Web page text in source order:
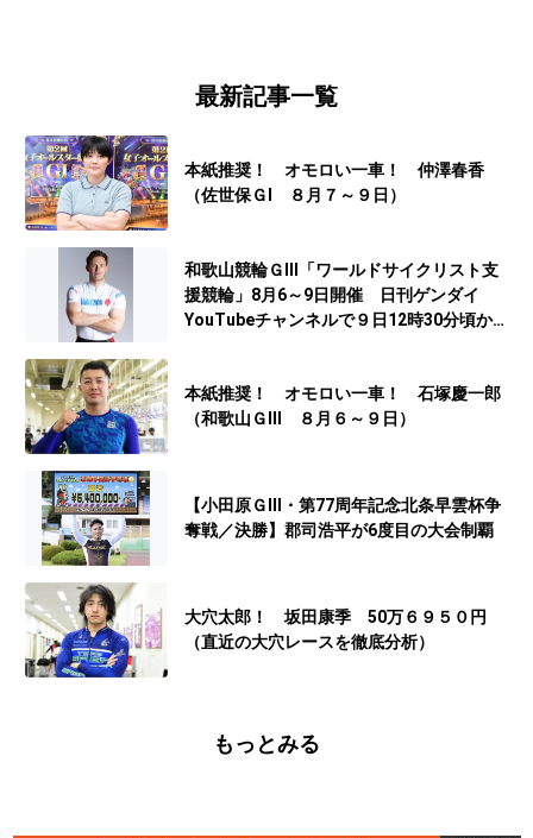
最新記事一覧
本紙推奨！ オモロい一車！ 仲澤春香
（佐世保ＧⅠ ８月７～９日）
和歌山競輪ＧⅢ「ワールドサイクリスト支
援競輪」8月6～9日開催 日刊ゲンダイ
YouTubeチャンネルで９日12時30分頃から
本紙推奨！ オモロい一車！ 石塚慶一郎
（和歌山ＧⅢ ８月６～９日）
【小田原ＧⅢ・第77周年記念北条早雲杯争
奪戦／決勝】郡司浩平が6度目の大会制覇
大穴太郎！ 坂田康季 50万６９５０円
（直近の大穴レースを徹底分析）
もっとみる